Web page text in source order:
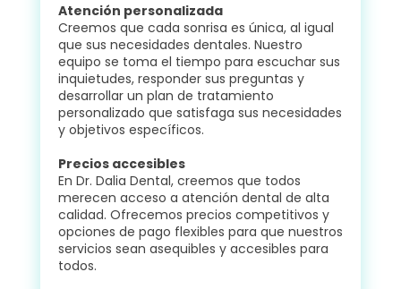
Atención personalizada
Creemos que cada sonrisa es única, al igual
que sus necesidades dentales. Nuestro
equipo se toma el tiempo para escuchar sus
inquietudes, responder sus preguntas y
desarrollar un plan de tratamiento
personalizado que satisfaga sus necesidades
y objetivos específicos.
Precios accesibles
En Dr. Dalia Dental, creemos que todos
merecen acceso a atención dental de alta
calidad. Ofrecemos precios competitivos y
opciones de pago flexibles para que nuestros
servicios sean asequibles y accesibles para
todos.